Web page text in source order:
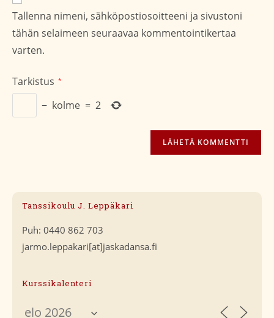
osoite/URL
(valinnainen)
Tallenna nimeni, sähköpostiosoitteeni ja sivustoni
tähän selaimeen seuraavaa kommentointikertaa
varten.
Tarkistus *
− kolme = 2
Tanssikoulu J. Leppäkari
Puh: 0440 862 703
jarmo.leppakari[at]jaskadansa.fi
Kurssikalenteri